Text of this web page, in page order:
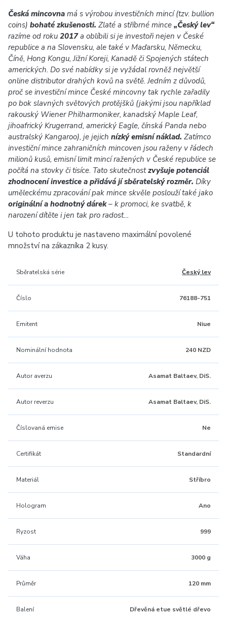
Česká mincovna má s výrobou investičních mincí (tzv. bullion
coins) bohaté zkušenosti. Zlaté a stříbrné mince „Český lev“
razíme od roku 2017a oblíbili si je investoři nejen v České
republice a na Slovensku, ale také v Maďarsku, Německu,
Číně, Hong Kongu, Jižní Koreji, Kanadě či Spojených státech
amerických. Do své nabídky si je vyžádal rovněž největší
online distributor drahých kovů na světě. Jedním z důvodů,
proč se investiční mince České mincovny tak rychle zařadily
po bok slavných světových protějšků (jakými jsou například
rakouský Wiener Philharmoniker, kanadský Maple Leaf,
jihoafrický Krugerrand, americký Eagle, čínská Panda nebo
australský Kangaroo), je jejich nízký emisní náklad. Zatímco
investiční mince zahraničních mincoven jsou raženy v řádech
milionů kusů, emisní limit mincí ražených v České republice se
počítá na stovky či tisíce. Tato skutečnostzvyšuje potenciál
zhodnocení investice a přidává jí sběratelský rozměr. Díky
uměleckému zpracování pak mince skvěle poslouží také jako
originální a hodnotný dárek– k promoci, ke svatbě, k
narození dítěte i jen tak pro radost…
U tohoto produktu je nastaveno maximální povolené
množství na zákazníka 2 kusy.
Sběratelská série Český lev
Číslo 76188-751
Emitent Niue
Nominální hodnota 240 NZD
Autor averzu Asamat Baltaev, DiS.
Autor reverzu Asamat Baltaev, DiS.
Číslovaná emise Ne
Certifikát Standardní
Materiál Stříbro
Hologram Ano
Ryzost 999
Váha 3000 g
Průměr 120 mm
Balení Dřevěná etue světlé dřevo